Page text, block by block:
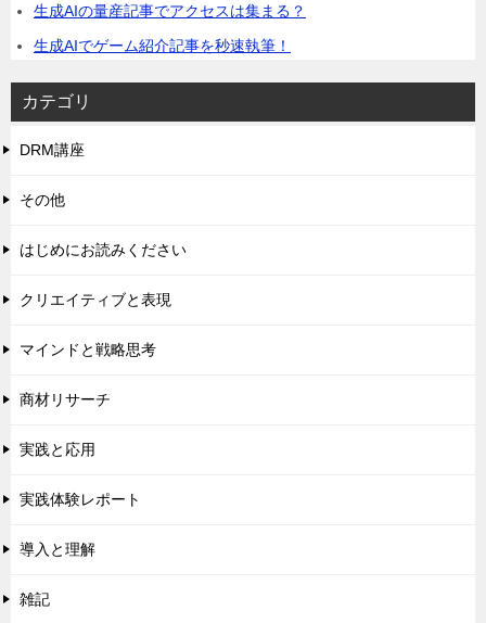
生成AIの量産記事でアクセスは集まる？
生成AIでゲーム紹介記事を秒速執筆！
カテゴリ
DRM講座
その他
はじめにお読みください
クリエイティブと表現
マインドと戦略思考
商材リサーチ
実践と応用
実践体験レポート
導入と理解
雑記